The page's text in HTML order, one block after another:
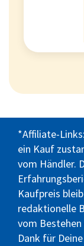
*Affiliate-
ein Kauf
vom Händler.
Kaufpreis
redaktionelle
vom
Dank für